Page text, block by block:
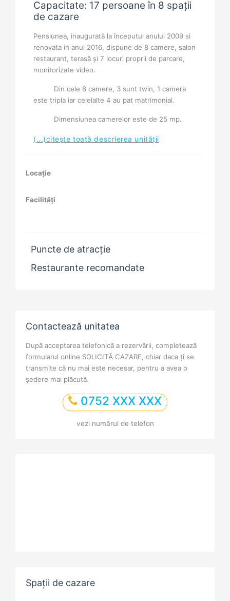
Capacitate: 17 persoane în 8 spații
de cazare
Pensiunea, inaugurată la începutul anului 2009 si
renovata in anul 2016, dispune de 8 camere, salon
restaurant, terasă şi 7 locuri proprii de parcare,
monitorizate video.
Din cele 8 camere, 3 sunt twin, 1 camera
este tripla iar celelalte 4 au pat matrimonial.
Dimensiunea camerelor este de 25 mp.
(...)citește toată descrierea unității
Locație
Facilități
Puncte de atracție
Restaurante recomandate
Contactează unitatea
După acceptarea telefonică a rezervării, completează
formularul online SOLICITĂ CAZARE, chiar daca ți se
transmite că nu mai este necesar, pentru a avea o
ședere mai plăcută.
0752 XXX XXX
vezi numărul de telefon
Spații de cazare